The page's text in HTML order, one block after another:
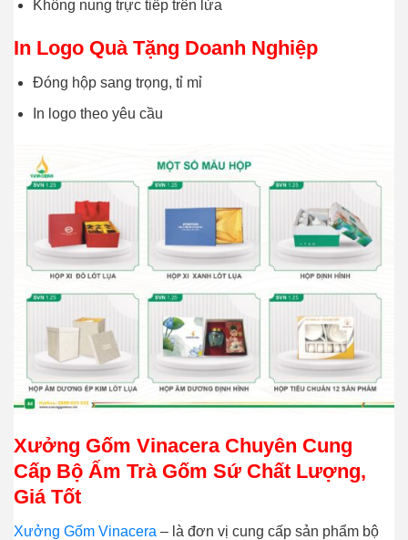
Không nung trực tiếp trên lửa
In Logo Quà Tặng Doanh Nghiệp
Đóng hộp sang trọng, tỉ mỉ
In logo theo yêu cầu
Xưởng Gốm Vinacera Chuyên Cung
Cấp Bộ Ấm Trà Gốm Sứ Chất Lượng,
Giá Tốt
Xưởng Gốm Vinacera – là đơn vị cung cấp sản phẩm bộ